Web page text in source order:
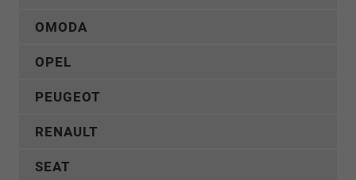
OMODA
OPEL
PEUGEOT
RENAULT
SEAT